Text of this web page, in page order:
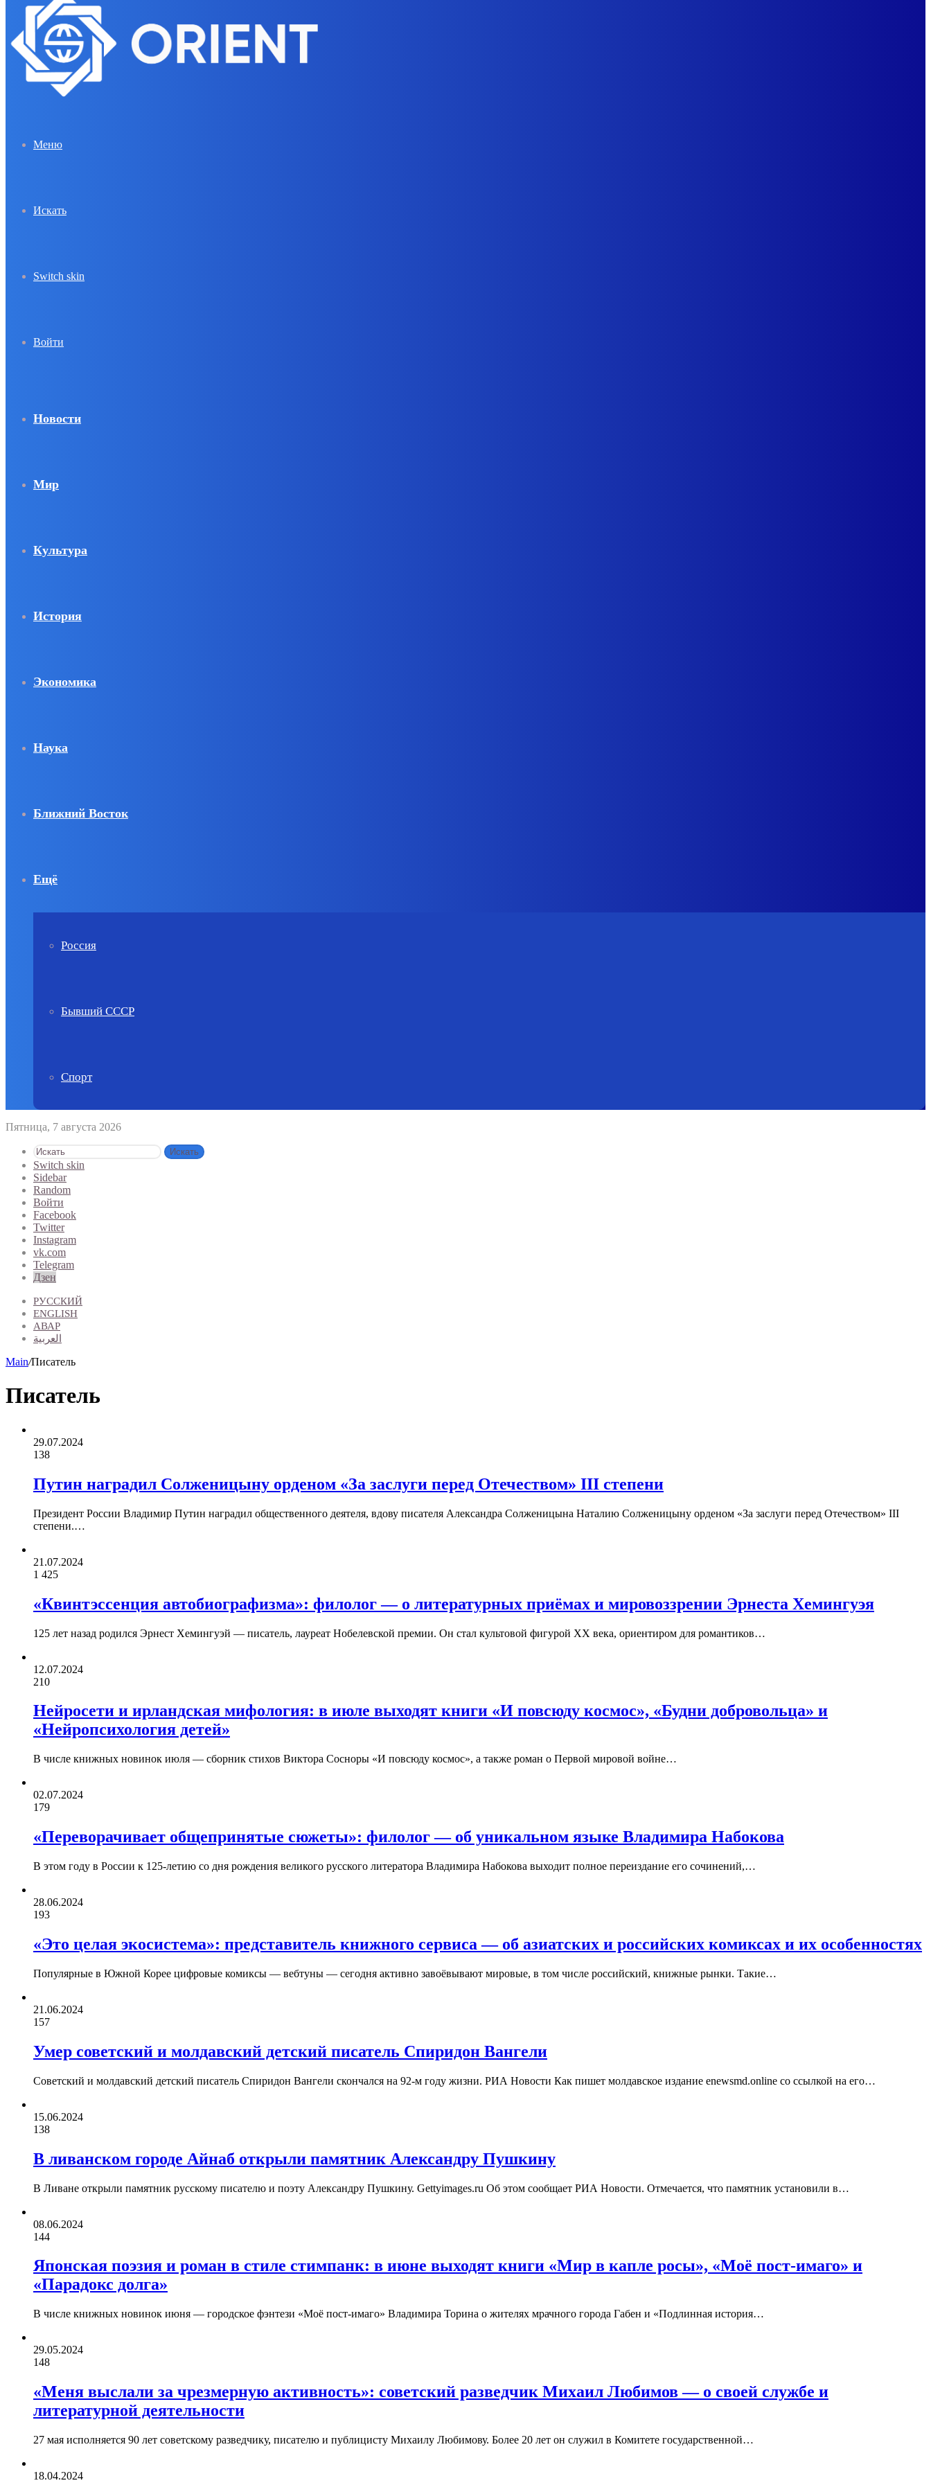
Меню
Искать
Switch skin
Войти
Новости
Мир
Культура
История
Экономика
Наука
Ближний Восток
Ещё
Россия
Бывший СССР
Спорт
Пятница, 7 августа 2026
Искать
Switch skin
Sidebar
Random
Войти
Facebook
Twitter
Instagram
vk.com
Telegram
Дзен
РУССКИЙ
ENGLISH
АВАР
العربية
Main/Писатель
Писатель
29.07.2024
138
Путин наградил Солженицыну орденом «За заслуги перед Отечеством» III степени
Президент России Владимир Путин наградил общественного деятеля, вдову писателя Александра Солженицына Наталию Солженицыну орденом «За заслуги перед Отечеством» III
степени.…
21.07.2024
1 425
«Квинтэссенция автобиографизма»: филолог — о литературных приёмах и мировоззрении Эрнеста Хемингуэя
125 лет назад родился Эрнест Хемингуэй — писатель, лауреат Нобелевской премии. Он стал культовой фигурой XX века, ориентиром для романтиков…
12.07.2024
210
Нейросети и ирландская мифология: в июле выходят книги «И повсюду космос», «Будни добровольца» и
«Нейропсихология детей»
В числе книжных новинок июля — сборник стихов Виктора Сосноры «И повсюду космос», а также роман о Первой мировой войне…
02.07.2024
179
«Переворачивает общепринятые сюжеты»: филолог — об уникальном языке Владимира Набокова
В этом году в России к 125-летию со дня рождения великого русского литератора Владимира Набокова выходит полное переиздание его сочинений,…
28.06.2024
193
«Это целая экосистема»: представитель книжного сервиса — об азиатских и российских комиксах и их особенностях
Популярные в Южной Корее цифровые комиксы — вебтуны — сегодня активно завоёвывают мировые, в том числе российский, книжные рынки. Такие…
21.06.2024
157
Умер советский и молдавский детский писатель Спиридон Вангели
Советский и молдавский детский писатель Спиридон Вангели скончался на 92-м году жизни. РИА Новости Как пишет молдавское издание enewsmd.online со ссылкой на его…
15.06.2024
138
В ливанском городе Айнаб открыли памятник Александру Пушкину
В Ливане открыли памятник русскому писателю и поэту Александру Пушкину. Gettyimages.ru Об этом сообщает РИА Новости. Отмечается, что памятник установили в…
08.06.2024
144
Японская поэзия и роман в стиле стимпанк: в июне выходят книги «Мир в капле росы», «Моё пост-имаго» и
«Парадокс долга»
В числе книжных новинок июня — городское фэнтези «Моё пост-имаго» Владимира Торина о жителях мрачного города Габен и «Подлинная история…
29.05.2024
148
«Меня выслали за чрезмерную активность»: советский разведчик Михаил Любимов — о своей службе и
литературной деятельности
27 мая исполняется 90 лет советскому разведчику, писателю и публицисту Михаилу Любимову. Более 20 лет он служил в Комитете государственной…
18.04.2024